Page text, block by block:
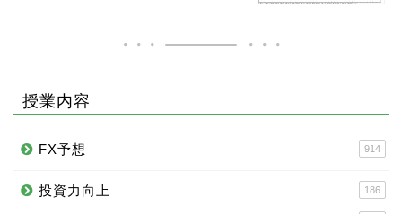
授業内容
FX予想 914
投資力向上 186